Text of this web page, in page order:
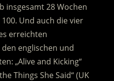
insgesamt 28 Wochen
Und auch die vier
erreichten
englischen und
„Alive and Kicking“
Things She Said“ (UK